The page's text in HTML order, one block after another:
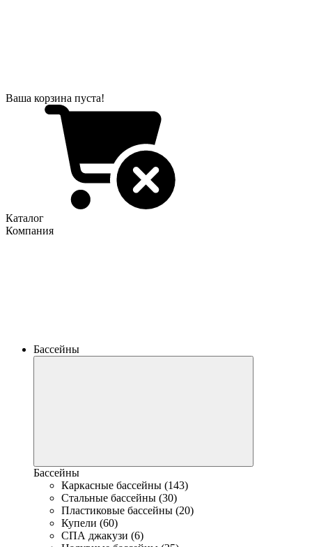
Ваша корзина пуста!
Каталог
Компания
Бассейны
Бассейны
Каркасные бассейны (143)
Стальные бассейны (30)
Пластиковые бассейны (20)
Купели (60)
СПА джакузи (6)